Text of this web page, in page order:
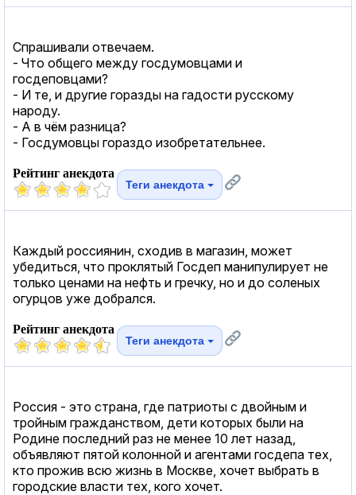
Спрашивали отвечаем.
- Что общего между госдумовцами и
госдеповцами?
- И те, и другие горазды на гадости русскому
народу.
- А в чём разница?
- Госдумовцы гораздо изобретательнее.
Рейтинг анекдота
Теги анекдота
Каждый россиянин, сходив в магазин, может
убедиться, что проклятый Госдеп манипулирует не
только ценами на нефть и гречку, но и до соленых
огурцов уже добрался.
Рейтинг анекдота
Теги анекдота
Россия - это страна, где патриоты с двойным и
тройным гражданством, дети которых были на
Родине последний раз не менее 10 лет назад,
объявляют пятой колонной и агентами госдепа тех,
кто прожив всю жизнь в Москве, хочет выбрать в
городские власти тех, кого хочет.